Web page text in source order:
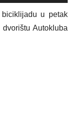
u petak
Autokluba